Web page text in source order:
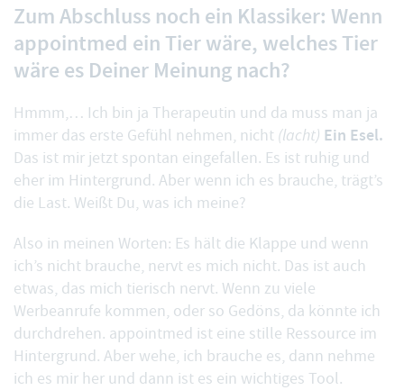
Zum Abschluss noch ein Klassiker: Wenn
appointmed ein Tier wäre, welches Tier
wäre es Deiner Meinung nach?
Hmmm,… Ich bin ja Therapeutin und da muss man ja
immer das erste Gefühl nehmen, nicht (lacht) Ein Esel.
Das ist mir jetzt spontan eingefallen. Es ist ruhig und
eher im Hintergrund. Aber wenn ich es brauche, trägt’s
die Last. Weißt Du, was ich meine?
Also in meinen Worten: Es hält die Klappe und wenn
ich’s nicht brauche, nervt es mich nicht. Das ist auch
etwas, das mich tierisch nervt. Wenn zu viele
Werbeanrufe kommen, oder so Gedöns, da könnte ich
durchdrehen. appointmed ist eine stille Ressource im
Hintergrund. Aber wehe, ich brauche es, dann nehme
ich es mir her und dann ist es ein wichtiges Tool.